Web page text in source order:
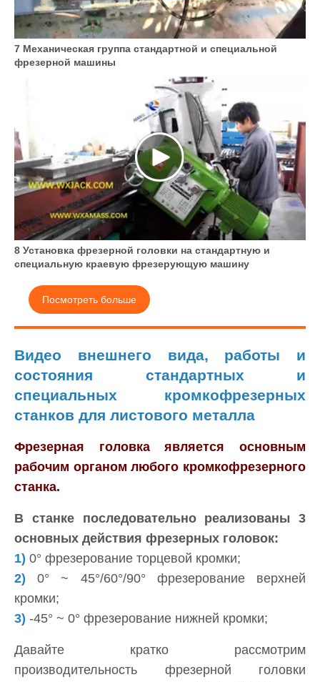
7 Механическая группа стандартной и специальной
фрезерной машины
8 Установка фрезерной головки на стандартную и
специальную краевую фрезерующую машину
Посмотреть больше
Видео внешнего вида, работы и
состояния стандартных и
специальных кромкофрезерных
станков для листового металла
Фрезерная головка является основным
рабочим органом любого кромкофрезерного
станка.
В станке последовательно реализованы 3
основных действия фрезерных головок:
1) 0° фрезерование торцевой кромки;
2) 0° ~ 45°/60°/90° фрезерование верхней
кромки;
3) -45° ~ 0° фрезерование нижней кромки;
Давайте кратко рассмотрим
производительность фрезерной головки